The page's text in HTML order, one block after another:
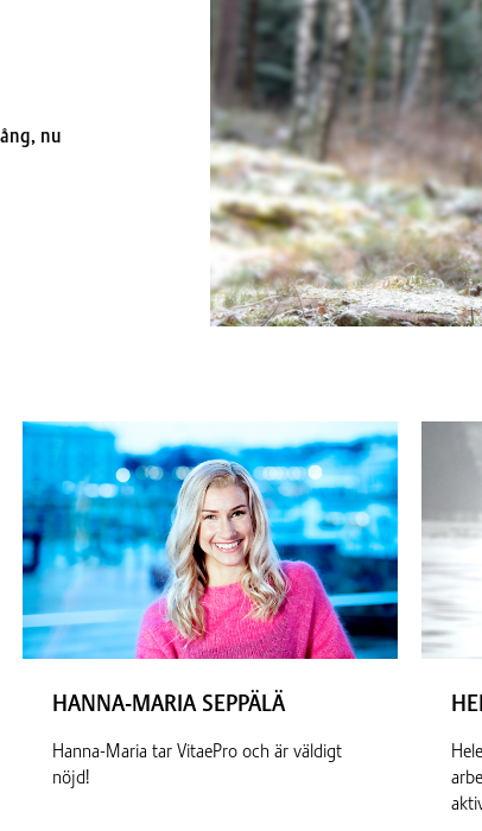
nu
HANNA-MARIA SEPPÄLÄ
Hanna-Maria tar VitaePro och är väldigt
nöjd!